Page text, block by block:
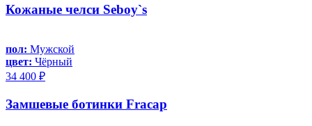
Кожаные челси Seboy`s
пол: Мужской
цвет: Чёрный
34 400 ₽
Замшевые ботинки Fracap